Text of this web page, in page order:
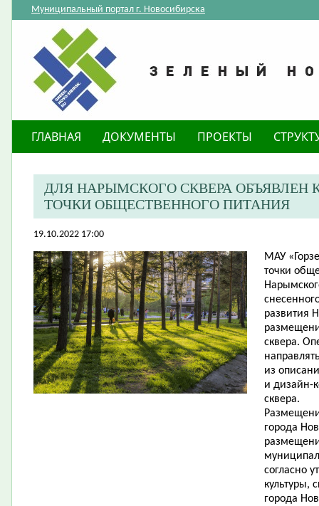
Муниципальный портал г. Новосибирска
ГЛАВНАЯ ДОКУМЕНТЫ ПРОЕКТЫ
​ДЛЯ НАРЫМСКОГО СКВЕРА ОБЪЯВЛЕН
ТОЧКИ ОБЩЕСТВЕННОГО ПИТАНИЯ
19.10.2022 17:00
МАУ
точки
развития
сквера.
из
и дизайн-
сквера.
города
согласно
культуры,
города